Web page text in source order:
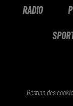
RADIO
Gestion des